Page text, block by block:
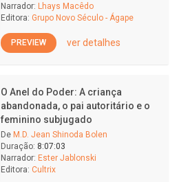
Narrador: Lhays Macêdo
Editora: Grupo Novo Século - Ágape
PREVIEW ver detalhes
O Anel do Poder: A criança
abandonada, o pai autoritário e o
feminino subjugado
De M.D. Jean Shinoda Bolen
Duração: 8:07:03
Narrador: Ester Jablonski
Editora: Cultrix